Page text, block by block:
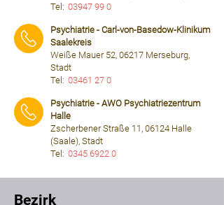
Tel: 03947 99 0
Psychiatrie - Carl-von-Basedow-Klinikum
Saalekreis
Weiße Mauer 52, 06217 Merseburg,
Stadt
Tel: 03461 27 0
Psychiatrie - AWO Psychiatriezentrum
Halle
Zscherbener Straße 11, 06124 Halle
(Saale), Stadt
Tel: 0345 6922 0
Bezirk